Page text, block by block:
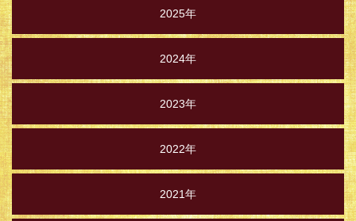
2025年
2024年
2023年
2022年
2021年